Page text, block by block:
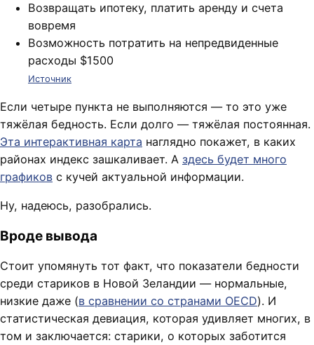
Возвращать ипотеку, платить аренду и счета
вовремя
Возможность потратить на непредвиденные
расходы $1500
Источник
Если четыре пункта не выполняются — то это уже
тяжёлая бедность. Если долго — тяжёлая постоянная.
Эта интерактивная карта наглядно покажет, в каких
районах индекс зашкаливает. А здесь будет много
графиков с кучей актуальной информации.
Ну, надеюсь, разобрались.
Вроде вывода
Стоит упомянуть тот факт, что показатели бедности
среди стариков в Новой Зеландии — нормальные,
низкие даже (в сравнении со странами OECD). И
статистическая девиация, которая удивляет многих, в
том и заключается: старики, о которых заботится